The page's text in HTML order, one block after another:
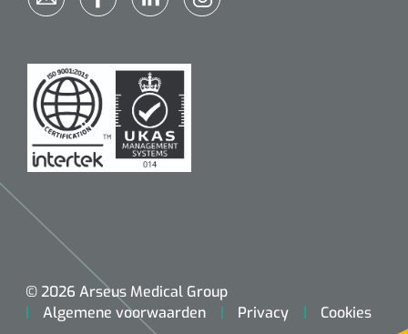
© 2026 Arseus Medical Group
Algemene voorwaarden
Privacy Cookies